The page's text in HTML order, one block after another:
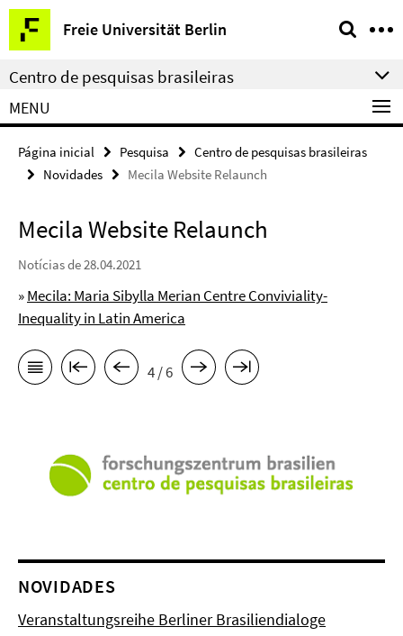
Springe
direkt
zu
Inhalt
Freie Universität Berlin
Serviço
de
navegação
Centro de pesquisas brasileiras
MENU
Página inicial Pesquisa
Centro de pesquisas brasileiras
Novidades
Mecila Website Relaunch
Mecila Website Relaunch
Notícias de 28.04.2021
»Mecila: Maria Sibylla Merian Centre Conviviality-
Inequality in Latin America
4 / 6
NOVIDADES
Veranstaltungsreihe Berliner Brasiliendialoge